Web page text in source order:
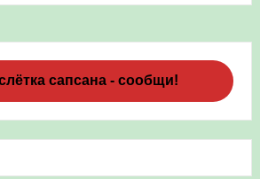
сапсана - сообщи!